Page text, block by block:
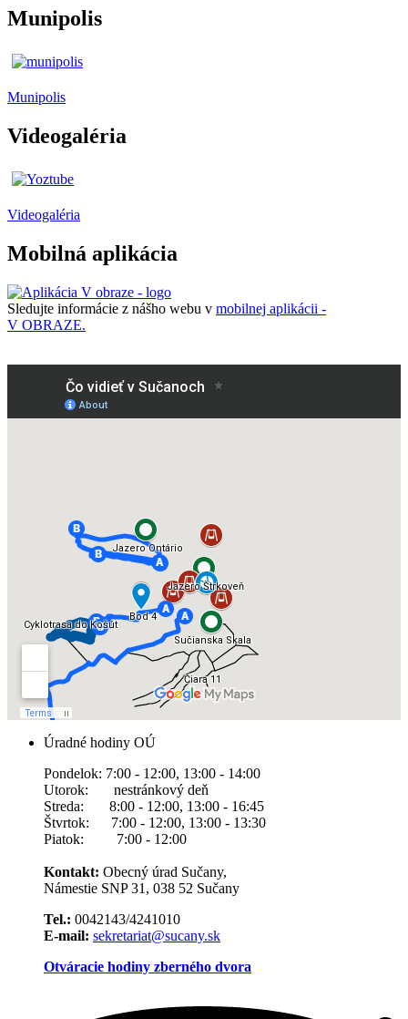
Munipolis
Munipolis
Videogaléria
Videogaléria
Mobilná aplikácia
Sledujte informácie z nášho webu v mobilnej aplikácii -
V OBRAZE.
Úradné hodiny OÚ
Pondelok: 7:00 - 12:00, 13:00 - 14:00
Utorok: nestránkový deň
Streda: 8:00 - 12:00, 13:00 - 16:45
Štvrtok: 7:00 - 12:00, 13:00 - 13:30
Piatok: 7:00 - 12:00
Kontakt: Obecný úrad Sučany,
Námestie SNP 31, 038 52 Sučany
Tel.: 0042143/4241010
E-mail: sekretariat@sucany.sk
Otváracie hodiny zberného dvora